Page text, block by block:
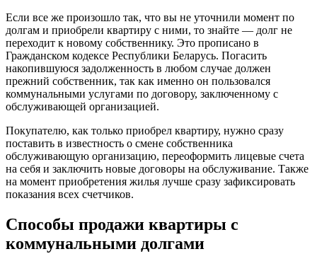
Если все же произошло так, что вы не уточнили момент по
долгам и приобрели квартиру с ними, то знайте — долг не
переходит к новому собственнику. Это прописано в
Гражданском кодексе Республики Беларусь. Погасить
накопившуюся задолженность в любом случае должен
прежний собственник, так как именно он пользовался
коммунальными услугами по договору, заключенному с
обслуживающей организацией.
Покупателю, как только приобрел квартиру, нужно сразу
поставить в известность о смене собственника
обслуживающую организацию, переоформить лицевые счета
на себя и заключить новые договоры на обслуживание. Также
на момент приобретения жилья лучше сразу зафиксировать
показания всех счетчиков.
Способы продажи квартиры с
коммунальными долгами